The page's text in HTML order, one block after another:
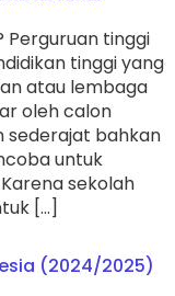
Perguruan tinggi
tinggi yang
atau lembaga
oleh calon
sederajat bahkan
untuk
sekolah
[…]
(2024/2025)